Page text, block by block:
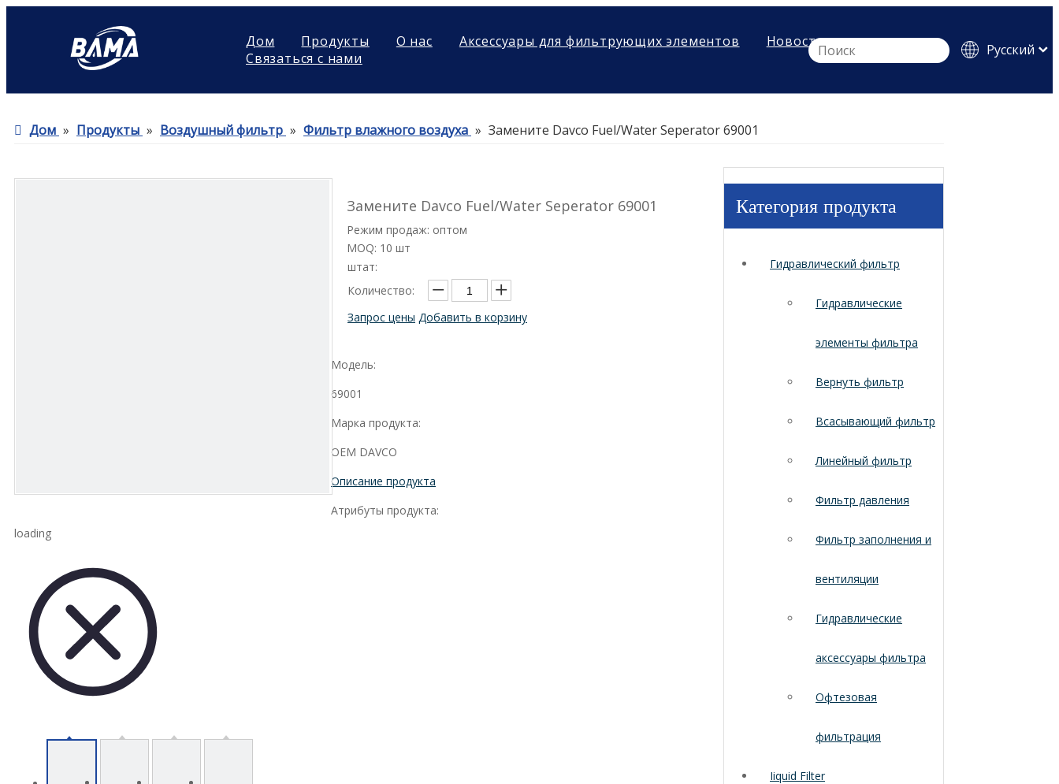
Дом Продукты О нас Аксессуары для фильтрующих элементов
Новости
Связаться с нами
Pусский
Дом » Продукты » Воздушный фильтр » Фильтр влажного воздуха » Замените Davco Fuel/Water Seperator 69001
loading
Замените Davco Fuel/Water Seperator 69001
Режим продаж: оптом
MOQ: 10 шт
штат:
Количество:
Запрос цены Добавить в корзину
Модель:
69001
Марка продукта:
OEM DAVCO
Описание продукта
Атрибуты продукта:
Категория продукта
Гидравлический фильтр
Гидравлические
элементы фильтра
Вернуть фильтр
Всасывающий фильтр
Линейный фильтр
Фильтр давления
Фильтр заполнения и
вентиляции
Гидравлические
аксессуары фильтра
Офтезовая
фильтрация
Iiquid Filter